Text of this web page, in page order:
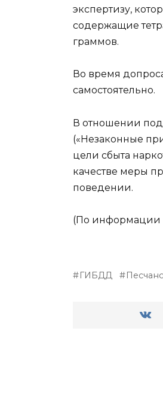
экспертизу,
содержащие
граммов.
Во время
самостоятельно.
В отношении
(«Незаконные
цели сбыта
качестве меры
поведении.
(По информации
ГИБДД